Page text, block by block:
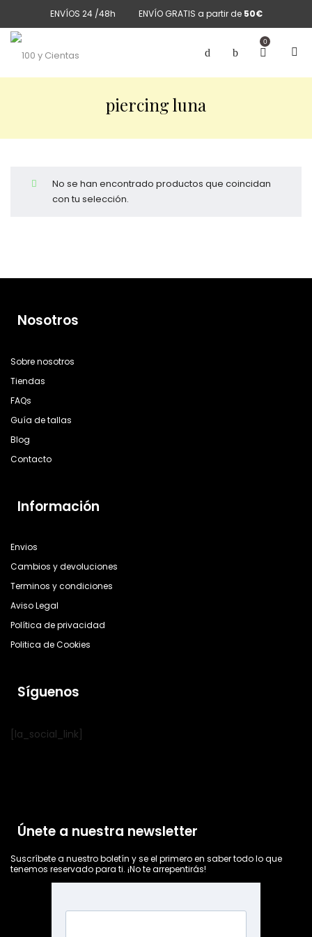
ENVÍOS 24 /48h ENVÍO GRATIS a partir de 50€
0
piercing luna
No se han encontrado productos que coincidan
con tu selección.
Nosotros
Sobre nosotros
Tiendas
FAQs
Guía de tallas
Blog
Contacto
Información
Envios
Cambios y devoluciones
Terminos y condiciones
Aviso Legal
Política de privacidad
Politica de Cookies
Síguenos
[la_social_link]
Únete a nuestra newsletter
Suscríbete a nuestro boletín y se el primero en saber todo lo que
tenemos reservado para ti. ¡No te arrepentirás!